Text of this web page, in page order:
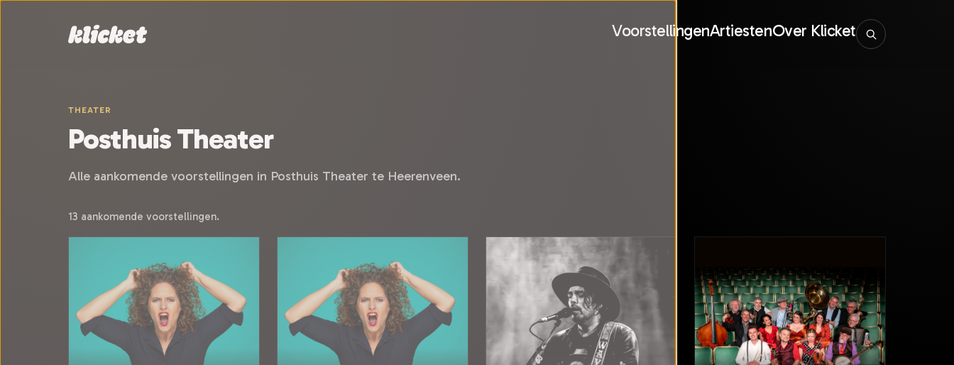
VoorstellingenArtiestenOver Klicket
THEATER
Posthuis Theater
Alle aankomende voorstellingen in Posthuis Theater te Heerenveen.
13 aankomende voorstellingen.